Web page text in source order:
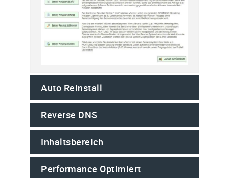
Auto Reinstall
Reverse DNS
Inhaltsbereich
Performance Optimiert